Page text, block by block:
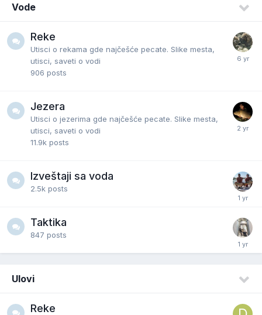
Vode
Reke
Utisci o rekama gde najčešće pecate. Slike mesta,
utisci, saveti o vodi
906 posts
Jezera
Utisci o jezerima gde najčešće pecate. Slike mesta,
utisci, saveti o vodi
11.9k posts
Izveštaji sa voda
2.5k posts
Taktika
847 posts
Ulovi
Reke